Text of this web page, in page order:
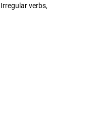
verbs,